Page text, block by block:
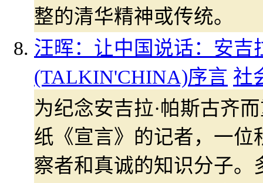
整的清华精神或传统。
汪晖：让中国说话：安吉
(TALKIN'CHINA)序言 社
为纪念安吉拉·帕斯古齐
纸《宣言》的记者，一
察者和真诚的知识分子